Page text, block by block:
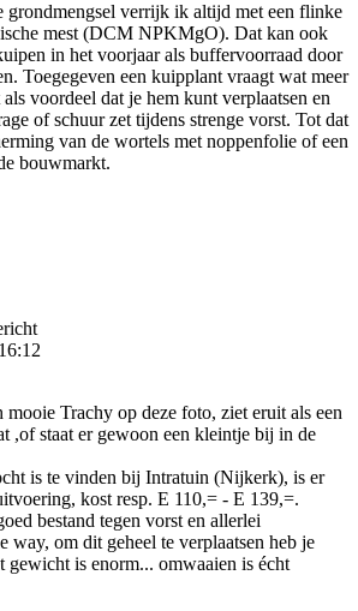
grondmengsel verrijk ik altijd met een flinke
mest (DCM NPKMgO). Dat kan ook
in het voorjaar als buffervoorraad door
Toegegeven een kuipplant vraagt wat meer
voordeel dat je hem kunt verplaatsen en
of schuur zet tijdens strenge vorst. Tot dat
van de wortels met noppenfolie of een
bouwmarkt.
mooie Trachy op deze foto, ziet eruit als een
,of staat er gewoon een kleintje bij in de
is te vinden bij Intratuin (Nijkerk), is er
kost resp. E 110,= - E 139,=.
bestand tegen vorst en allerlei
way, om dit geheel te verplaatsen heb je
gewicht is enorm... omwaaien is écht